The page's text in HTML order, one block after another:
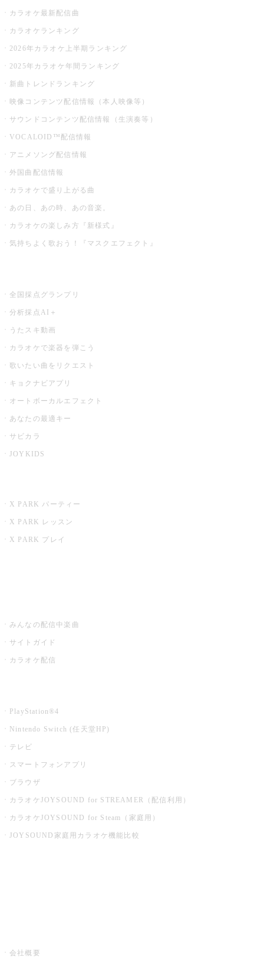
カラオケ最新配信曲
カラオケランキング
2026年カラオケ上半期ランキング
2025年カラオケ年間ランキング
新曲トレンドランキング
映像コンテンツ配信情報（本人映像等）
サウンドコンテンツ配信情報（生演奏等）
VOCALOID™配信情報
アニメソング配信情報
外国曲配信情報
カラオケで盛り上がる曲
あの日、あの時、あの音楽。
カラオケの楽しみ方『新様式』
気持ちよく歌おう！『マスクエフェクト』
全国採点グランプリ
分析採点AI＋
うたスキ動画
カラオケで楽器を弾こう
歌いたい曲をリクエスト
キョクナビアプリ
オートボーカルエフェクト
あなたの最適キー
サビカラ
JOYKIDS
X PARK パーティー
X PARK レッスン
X PARK プレイ
みんなの配信中楽曲
サイトガイド
カラオケ配信
PlayStation®4
Nintendo Switch (任天堂HP)
テレビ
スマートフォンアプリ
ブラウザ
カラオケJOYSOUND for STREAMER（配信利用）
カラオケJOYSOUND for Steam（家庭用）
JOYSOUND家庭用カラオケ機能比較
会社概要